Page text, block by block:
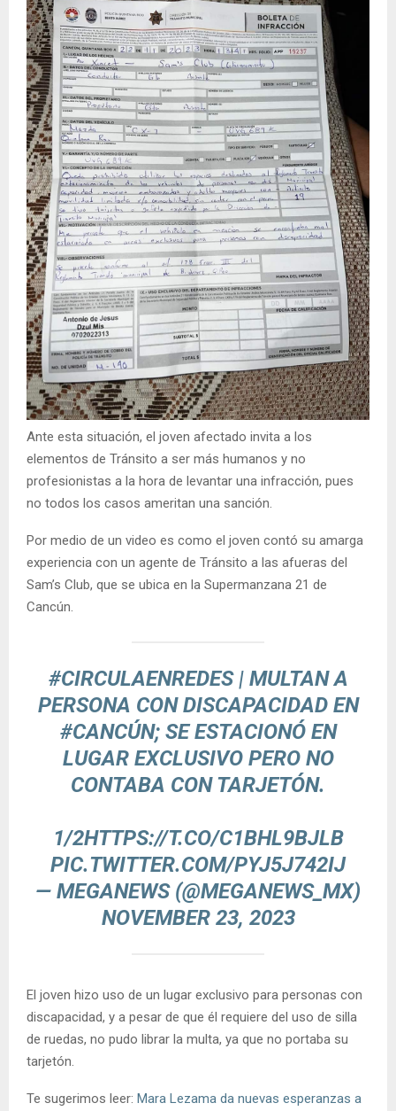
Ante esta situación, el joven afectado invita a los
elementos de Tránsito a ser más humanos y no
profesionistas a la hora de levantar una infracción, pues
no todos los casos ameritan una sanción.
Por medio de un video es como el joven contó su amarga
experiencia con un agente de Tránsito a las afueras del
Sam’s Club, que se ubica en la Supermanzana 21 de
Cancún.
#CIRCULAENREDES| MULTAN A
PERSONA CON DISCAPACIDAD EN
#CANCÚN; SE ESTACIONÓ EN
LUGAR EXCLUSIVO PERO NO
CONTABA CON TARJETÓN.
1/2HTTPS://T.CO/C1BHL9BJLB
PIC.TWITTER.COM/PYJ5J742IJ
— MEGANEWS (@MEGANEWS_MX)
NOVEMBER 23, 2023
El joven hizo uso de un lugar exclusivo para personas con
discapacidad, y a pesar de que él requiere del uso de silla
de ruedas, no pudo librar la multa, ya que no portaba su
tarjetón.
Te sugerimos leer: Mara Lezama da nuevas esperanzas a